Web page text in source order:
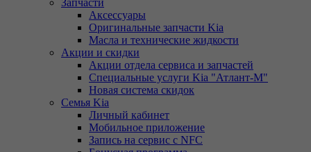
Запчасти
Аксессуары
Оригинальные запчасти Kia
Масла и технические жидкости
Акции и скидки
Акции отдела сервиса и запчастей
Специальные услуги Kia "Атлант-М"
Новая система скидок
Семья Kia
Личный кабинет
Мобильное приложение
Запись на сервис с NFC